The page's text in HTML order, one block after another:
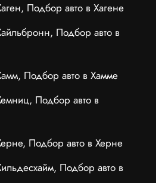
Подбор авто в Хагене
Подбор авто в
Подбор авто в Хамме
Подбор авто в
Подбор авто в Херне
Подбор авто в